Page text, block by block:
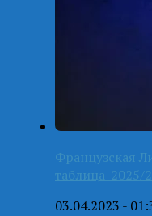
Французская
таблица-2025/
03.04.2023 -